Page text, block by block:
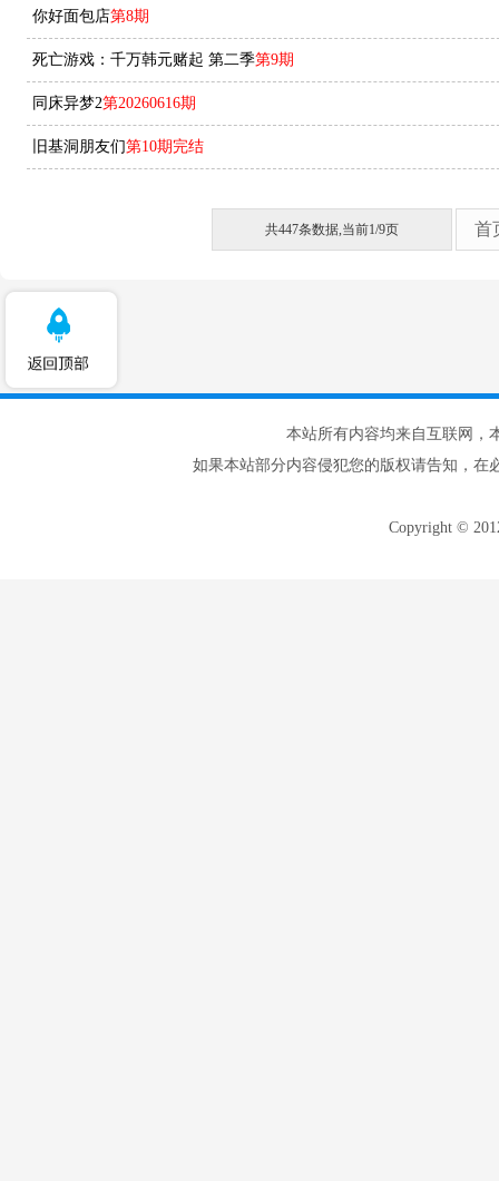
你好面包店第8期
死亡游戏：千万韩元赌起 第二季第9期
同床异梦2第20260616期
旧基洞朋友们第10期完结
共447条数据,当前1/9页 首
本站所有内容均来自互联网，
如果本站部分内容侵犯您的版权请告知，在
Copyright ©